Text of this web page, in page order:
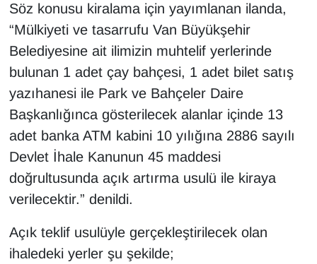
Söz konusu kiralama için yayımlanan ilanda,
“Mülkiyeti ve tasarrufu Van Büyükşehir
Belediyesine ait ilimizin muhtelif yerlerinde
bulunan 1 adet çay bahçesi, 1 adet bilet satış
yazıhanesi ile Park ve Bahçeler Daire
Başkanlığınca gösterilecek alanlar içinde 13
adet banka ATM kabini 10 yılığına 2886 sayılı
Devlet İhale Kanunun 45 maddesi
doğrultusunda açık artırma usulü ile kiraya
verilecektir.” denildi.
Açık teklif usulüyle gerçekleştirilecek olan
ihaledeki yerler şu şekilde;
Kültür & Sanat
KURDÎ
MAGAZİN
MEDYA
ONE EKONOMİ
POLİTİKA
Resmi İlanlar